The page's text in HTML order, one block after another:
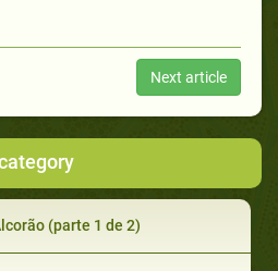
Next article
(parte 1 de 2)